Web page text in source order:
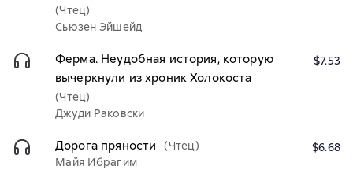
(Чтец)
Сьюзен Эйшейд
Ферма. Неудобная история, которую
вычеркнули из хроник Холокоста
(Чтец)
Джуди Раковски
$7.53
Дорога пряности
(Чтец)
Майя Ибрагим
$6.68